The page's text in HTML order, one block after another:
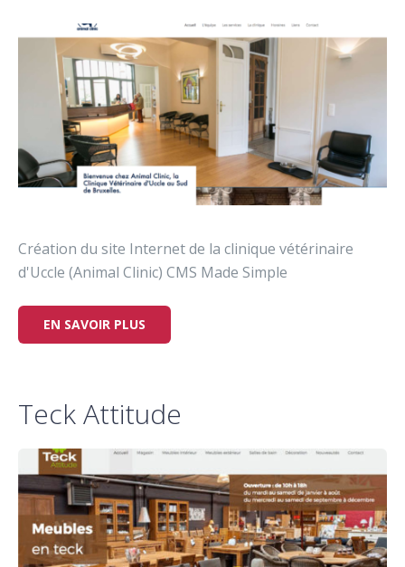
Création du site Internet de la clinique vétérinaire
d'Uccle (Animal Clinic) CMS Made Simple
EN SAVOIR PLUS
Teck Attitude